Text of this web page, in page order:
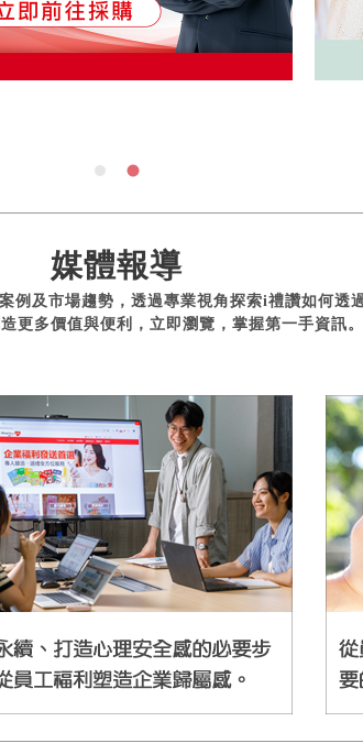
媒體報導
例及市場趨勢，透過專業視角探索i禮讚如何透
更多價值與便利，立即瀏覽，掌握第一手資訊。